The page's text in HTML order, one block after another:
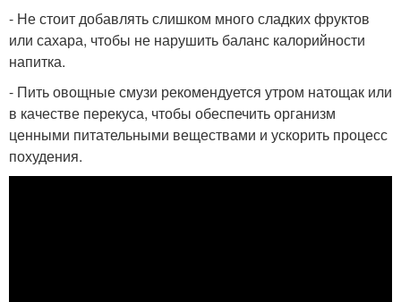
- Не стоит добавлять слишком много сладких фруктов
или сахара, чтобы не нарушить баланс калорийности
напитка.
- Пить овощные смузи рекомендуется утром натощак или
в качестве перекуса, чтобы обеспечить организм
ценными питательными веществами и ускорить процесс
похудения.